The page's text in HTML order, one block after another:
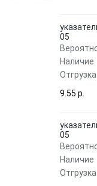
05
Наличие
Отгрузка
9.55 p.
05
Наличие
Отгрузка